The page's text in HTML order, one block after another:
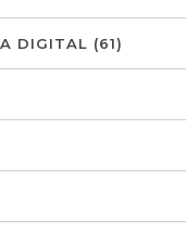
DIGITAL (61)